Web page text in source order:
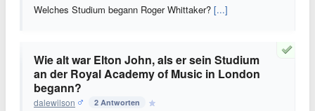
Welches Studium begann Roger Whittaker? [...]
Wie alt war Elton John, als er sein Studium
an der Royal Academy of Music in London
begann?
dalewilson 2 Antworten